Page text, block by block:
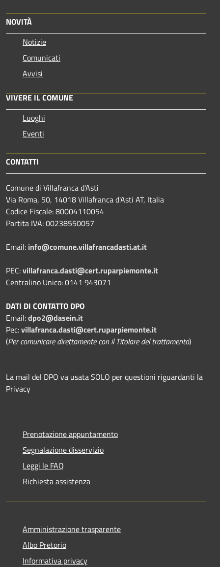
NOVITÀ
Notizie
Comunicati
Avvisi
VIVERE IL COMUNE
Luoghi
Eventi
CONTATTI
Comune di Villafranca d'Asti
Via Roma, 50, 14018 Villafranca d'Asti AT, Italia
Codice Fiscale: 80004110054
Partita IVA: 00238550057
Email: info@comune.villafrancadasti.at.it
PEC:villafranca.dasti@cert.ruparpiemonte.it
Centralino Unico: 0141 943071
DATI DI CONTATTO DPO
Email:dpo2@dasein.it
Pec:villafranca.dasti@cert.ruparpiemonte.it
(Per comunicare direttamente con il Titolare del trattamento)
La mail del DPO va usata SOLO per questioni riguardanti la
Privacy
Prenotazione appuntamento
Segnalazione disservizio
Leggi le FAQ
Richiesta assistenza
Amministrazione trasparente
Albo Pretorio
Informativa privacy